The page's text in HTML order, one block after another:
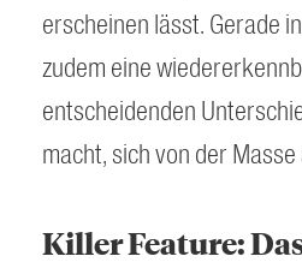
erscheinen lässt. Gerade
zudem eine
entscheidenden
macht, sich von der Masse
Killer Feature: